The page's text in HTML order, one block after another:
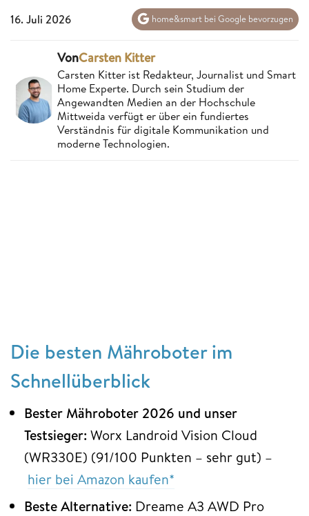
16. Juli 2026 home&smart bei Google bevorzugen
VonCarsten Kitter
Carsten Kitter ist Redakteur, Journalist und Smart
Home Experte. Durch sein Studium der
Angewandten Medien an der Hochschule
Mittweida verfügt er über ein fundiertes
Verständnis für digitale Kommunikation und
moderne Technologien.
Die besten Mähroboter im
Schnellüberblick
Bester Mähroboter 2026 und unser
Testsieger: Worx Landroid Vision Cloud
(WR330E) (91/100 Punkten – sehr gut) –
hier bei Amazon kaufen*
Beste Alternative: Dreame A3 AWD Pro